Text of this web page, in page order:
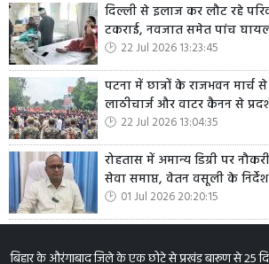
दिल्ली से इलाज कर लौट रहे
टकराई, नवजात समेत पांच
22 Jul 2026 13:23:45
पटना में छात्रों के राजभवन
लाठीचार्ज और वाटर कैनन से
22 Jul 2026 13:04:35
रोहतास में अमान्य डिग्री पर
सेवा समाप्त, वेतन वसूली के निर्देश
01 Jul 2026 20:20:15
बिहार के औरंगाबाद जिले के एक छोटे से प्रखंड बारूण से 25